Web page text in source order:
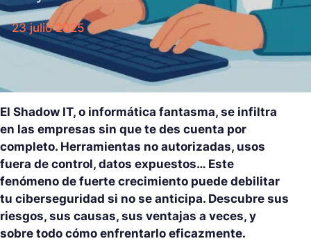
23 julio 2025
El Shadow IT, o informática fantasma, se infiltra
en las empresas sin que te des cuenta por
completo. Herramientas no autorizadas, usos
fuera de control, datos expuestos… Este
fenómeno de fuerte crecimiento puede debilitar
tu ciberseguridad si no se anticipa. Descubre sus
riesgos, sus causas, sus ventajas a veces, y
sobre todo cómo enfrentarlo eficazmente.